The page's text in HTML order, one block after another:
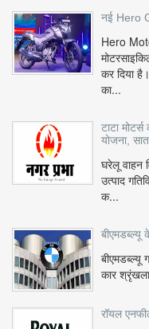
नई Hero
Hero
कर दिया
का...
टाटा
योजना,
घरेलू वाहन
उत्पाद
क...
बीएमडब्ल्यू
बीएमडब्ल्यू
कार
रॉयल